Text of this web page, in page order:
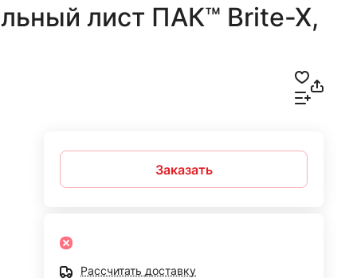
лист ПАК™ Brite-X,
Заказать
Рассчитать доставку